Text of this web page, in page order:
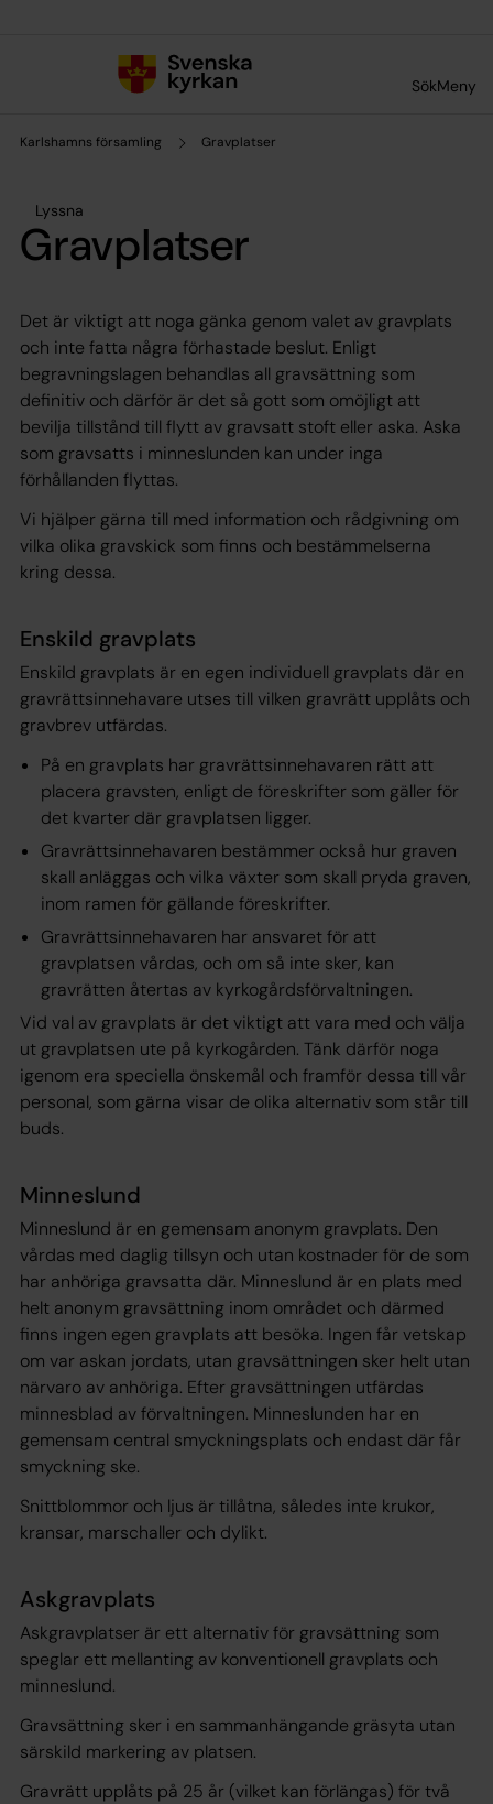
SökMeny
Karlshamns församling Gravplatser
Lyssna
Gravplatser
Det är viktigt att noga gänka genom valet av gravplats
och inte fatta några förhastade beslut. Enligt
begravningslagen behandlas all gravsättning som
definitiv och därför är det så gott som omöjligt att
bevilja tillstånd till flytt av gravsatt stoft eller aska. Aska
som gravsatts i minneslunden kan under inga
förhållanden flyttas.
Vi hjälper gärna till med information och rådgivning om
vilka olika gravskick som finns och bestämmelserna
kring dessa.
Enskild gravplats
Enskild gravplats är en egen individuell gravplats där en
gravrättsinnehavare utses till vilken gravrätt upplåts och
gravbrev utfärdas.
På en gravplats har gravrättsinnehavaren rätt att
placera gravsten, enligt de föreskrifter som gäller för
det kvarter där gravplatsen ligger.
Gravrättsinnehavaren bestämmer också hur graven
skall anläggas och vilka växter som skall pryda graven,
inom ramen för gällande föreskrifter.
Gravrättsinnehavaren har ansvaret för att
gravplatsen vårdas, och om så inte sker, kan
gravrätten återtas av kyrkogårdsförvaltningen.
Vid val av gravplats är det viktigt att vara med och välja
ut gravplatsen ute på kyrkogården. Tänk därför noga
igenom era speciella önskemål och framför dessa till vår
personal, som gärna visar de olika alternativ som står till
buds.
Minneslund
Minneslund är en gemensam anonym gravplats. Den
vårdas med daglig tillsyn och utan kostnader för de som
har anhöriga gravsatta där. Minneslund är en plats med
helt anonym gravsättning inom området och därmed
finns ingen egen gravplats att besöka. Ingen får vetskap
om var askan jordats, utan gravsättningen sker helt utan
närvaro av anhöriga. Efter gravsättningen utfärdas
minnesblad av förvaltningen. Minneslunden har en
gemensam central smyckningsplats och endast där får
smyckning ske.
Snittblommor och ljus är tillåtna, således inte krukor,
kransar, marschaller och dylikt.
Askgravplats
Askgravplatser är ett alternativ för gravsättning som
speglar ett mellanting av konventionell gravplats och
minneslund.
Gravsättning sker i en sammanhängande gräsyta utan
särskild markering av platsen.
Gravrätt upplåts på 25 år (vilket kan förlängas) för två